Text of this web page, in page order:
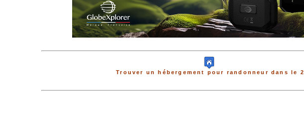
Trouver un hébergement pour randonneur dans le 2